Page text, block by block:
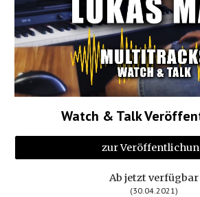
Watch & Talk
zur
Ab jetzt verfügbar
(30.04.2021)